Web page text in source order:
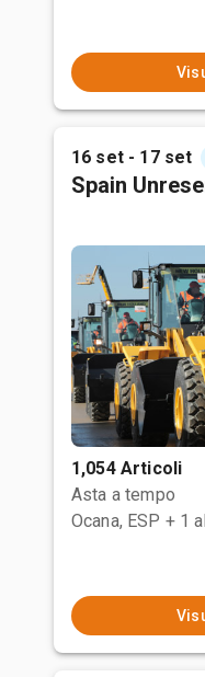
16 set - 17 set
Spain
1,054 Articoli
Asta a tempo
Ocana, ESP + 1